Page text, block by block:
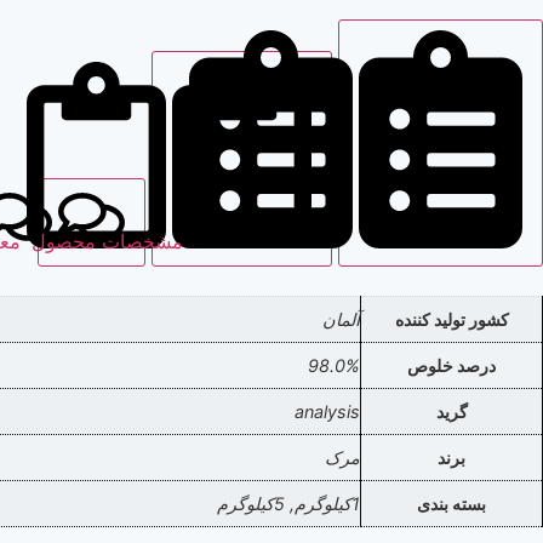
مشخصات محصول
کشور تولید کننده آلمان
درصد خلوص 98.0%
گرید analysis
برند مرک
بسته بندی 1کیلوگرم, 5کیلوگرم